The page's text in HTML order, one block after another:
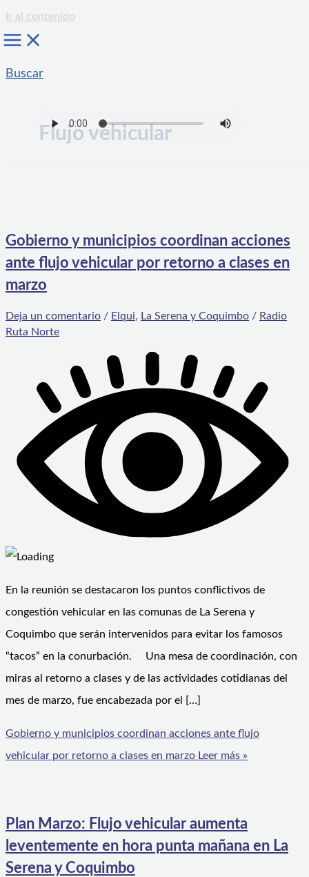
Ir al contenido
Buscar
Flujo vehicular
Gobierno y municipios coordinan acciones
ante flujo vehicular por retorno a clases en
marzo
Deja un comentario / Elqui, La Serena y Coquimbo / Radio
Ruta Norte
En la reunión se destacaron los puntos conflictivos de
congestión vehicular en las comunas de La Serena y
Coquimbo que serán intervenidos para evitar los famosos
“tacos” en la conurbación. Una mesa de coordinación, con
miras al retorno a clases y de las actividades cotidianas del
mes de marzo, fue encabezada por el […]
Gobierno y municipios coordinan acciones ante flujo
vehicular por retorno a clases en marzo Leer más »
Plan Marzo: Flujo vehicular aumenta
leventemente en hora punta mañana en La
Serena y Coquimbo